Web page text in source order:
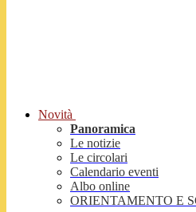
Novità
Panoramica
Le notizie
Le circolari
Calendario eventi
Albo online
ORIENTAMENTO E